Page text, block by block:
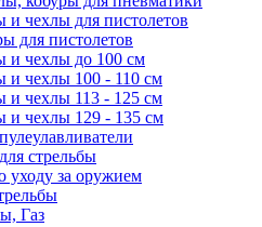
и чехлы для пистолетов
для пистолетов
и чехлы до 100 см
и чехлы 100 - 110 см
и чехлы 113 - 125 см
и чехлы 129 - 135 см
стрельбы
уходу за оружием
Газ